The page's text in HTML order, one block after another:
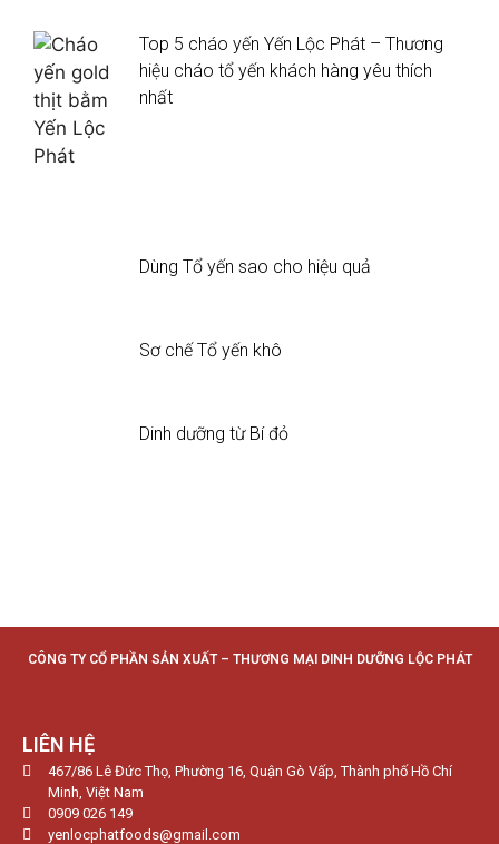
Top 5 cháo yến Yến Lộc Phát – Thương
hiệu cháo tổ yến khách hàng yêu thích
nhất
Dùng Tổ yến sao cho hiệu quả
Sơ chế Tổ yến khô
Dinh dưỡng từ Bí đỏ
CÔNG TY CỔ PHẦN SẢN XUẤT – THƯƠNG MẠI DINH DƯỠNG LỘC PHÁT
LIÊN HỆ
467/86 Lê Đức Thọ, Phường 16, Quận Gò Vấp, Thành phố Hồ Chí
Minh, Việt Nam
0909 026 149
yenlocphatfoods@gmail.com